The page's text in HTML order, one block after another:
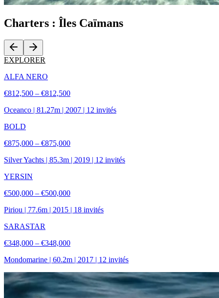
Charters : Îles Caïmans
EXPLORER
ALFA NERO
€812,500 – €812,500
Oceanco | 81.27m | 2007 | 12 invités
BOLD
€875,000 – €875,000
Silver Yachts | 85.3m | 2019 | 12 invités
YERSIN
€500,000 – €500,000
Piriou | 77.6m | 2015 | 18 invités
SARASTAR
€348,000 – €348,000
Mondomarine | 60.2m | 2017 | 12 invités